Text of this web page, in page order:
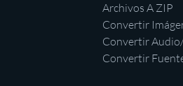
Archivos A ZIP
Convertir
Convertir
Convertir